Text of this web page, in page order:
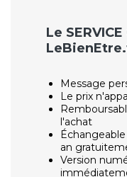
Le
Message
Le prix
l'achat
an
Version